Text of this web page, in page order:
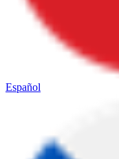
Español